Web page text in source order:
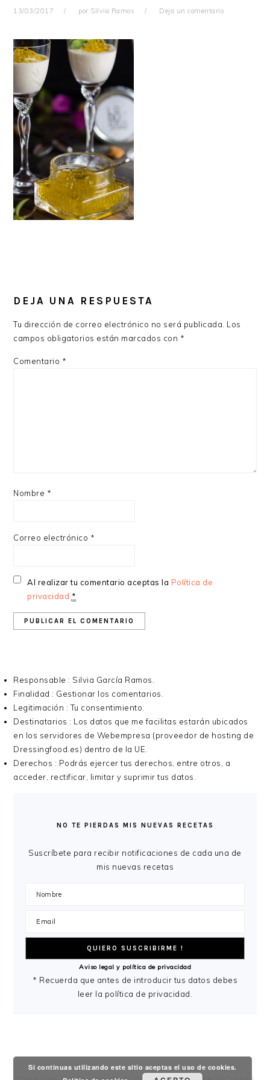
13/03/2017 por Silvia Ramos Deja un comentario
CON
LECTORES
DEJA UNA RESPUESTA
Tu dirección de correo electrónico no será publicada. Los
campos obligatorios están marcados con *
Comentario *
Nombre *
Correo electrónico *
Al realizar tu comentario aceptas la Política de
privacidad *
Responsable : Silvia García Ramos.
Finalidad : Gestionar los comentarios.
Legitimación : Tu consentimiento.
Destinatarios : Los datos que me facilitas estarán ubicados
en los servidores de Webempresa (proveedor de hosting de
Dressingfood.es) dentro de la UE.
Derechos : Podrás ejercer tus derechos, entre otros, a
acceder, rectificar, limitar y suprimir tus datos.
PRINCIPALNO TE PIERDAS MIS NUEVAS RECETAS
Suscríbete para recibir notificaciones de cada una de
mis nuevas recetas
Aviso legal y política de privacidad
* Recuerda que antes de introducir tus datos debes
leer la política de privacidad.
Si continuas utilizando este sitio aceptas el uso de cookies.